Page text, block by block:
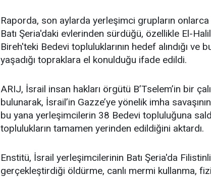
Raporda, son aylarda yerleşimci grupların
Batı Şeria'daki evlerinden sürdüğü, özellikle El-
Bireh'teki Bedevi topluluklarının hedef alındığı ve
yaşadığı topraklara el konulduğu ifade edildi.
ARIJ, İsrail insan hakları örgütü B’Tselem’in bir
bulunarak, İsrail’in Gazze’ye yönelik imha
bu yana yerleşimcilerin 38 Bedevi topluluğuna
toplulukların tamamen yerinden edildiğini aktardı.
Enstitü, İsrail yerleşimcilerinin Batı Şeria'da
gerçekleştirdiği öldürme, canlı mermi kullanma,